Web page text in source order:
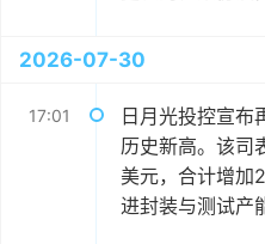
2026-07-30
17:01
日月光投控宣
历史新高。该司
美元，合计增加
进封装与测试产